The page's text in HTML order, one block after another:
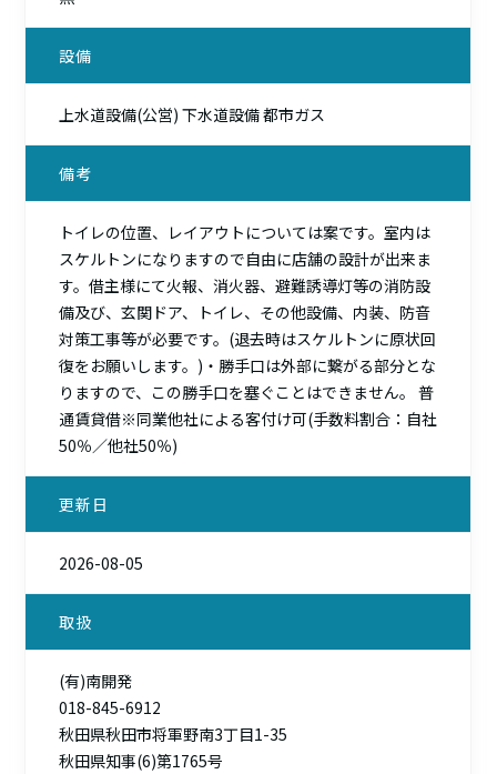
設備
上水道設備(公営) 下水道設備 都市ガス
備考
トイレの位置、レイアウトについては案です。室内は
スケルトンになりますので自由に店舗の設計が出来ま
す。借主様にて火報、消火器、避難誘導灯等の消防設
備及び、玄関ドア、トイレ、その他設備、内装、防音
対策工事等が必要です。(退去時はスケルトンに原状回
復をお願いします。)・勝手口は外部に繋がる部分とな
りますので、この勝手口を塞ぐことはできません。 普
通賃貸借※同業他社による客付け可(手数料割合：自社
50％／他社50％)
更新日
2026-08-05
取扱
(有)南開発
018-845-6912
秋田県秋田市将軍野南3丁目1-35
秋田県知事(6)第1765号